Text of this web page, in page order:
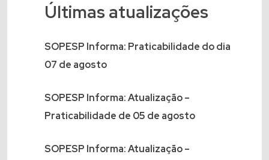
Últimas atualizações
SOPESP Informa: Praticabilidade do dia
07 de agosto
SOPESP Informa: Atualização –
Praticabilidade de 05 de agosto
SOPESP Informa: Atualização –